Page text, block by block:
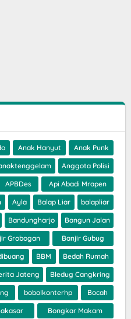
Anak Hanyut Anak Punk
Anggota Polisi
APBDes Api Abadi Mrapen
Ayla Balap Liar balapliar
Bandungharjo Bangun Jalan
Grobogan Banjir Gubug
BBM Bedah Rumah
Jateng Bledug Cangkring
bobolkonterhp Bocah
Bongkar Makam